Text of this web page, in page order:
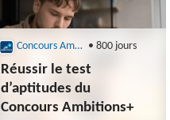
Concours Ambitions • 800 jours
Réussir le test
d’aptitudes du
Concours Ambitions+